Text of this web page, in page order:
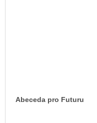
Abeceda pro Futuru